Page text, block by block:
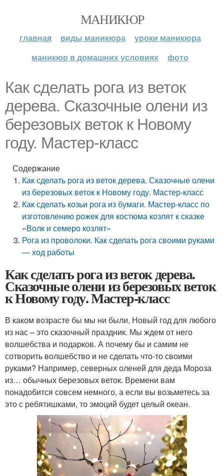
МАНИКЮР
главная виды маникюра
уроки маникюра
маникюр в домашних условиях
фото
Как сделать рога из веток
дерева. Сказочные олени из
березовых веток к Новому
году. Мастер-класс
Содержание
Как сделать рога из веток дерева. Сказочные олени
из березовых веток к Новому году. Мастер-класс
Как сделать козьи рога из бумаги. Мастер-класс по
изготовлению рожек для костюма козлят к сказке
«Волк и семеро козлят»
Рога из проволоки. Как сделать рога своими руками
— ход работы
Как сделать рога из веток дерева.
Сказочные олени из березовых веток
к Новому году. Мастер-класс
В каком возрасте бы мы ни были, Новый год для любого
из нас – это сказочный праздник. Мы ждем от него
волшебства и подарков. А почему бы и самим не
сотворить волшебство и не сделать что-то своими
руками? Например, северных оленей для деда Мороза
из… обычных березовых веток. Времени вам
понадобится совсем немного, а если вы возьметесь за
это с ребятишками, то эмоций будет целый океан.